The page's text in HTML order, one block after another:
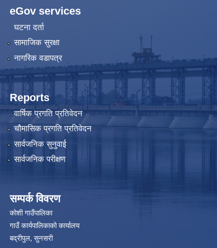
eGov services
घटना दर्ता
सामाजिक सुरक्षा
नागरिक वडापत्र
Reports
वार्षिक प्रगति प्रतिवेदन
चौमासिक प्रगति प्रतिवेदन
सार्वजनिक सुनुवाई
सार्वजनिक परीक्षण
सम्पर्क विवरण
कोशी गाउँपालिका
गाउँ कार्यपालिकाको कार्यालय
बद्रीपुल, सुनसरी